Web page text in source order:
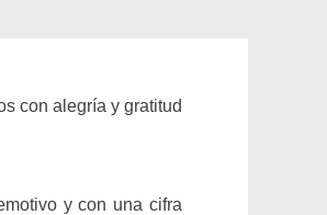
con alegría y gratitud
y con una cifra